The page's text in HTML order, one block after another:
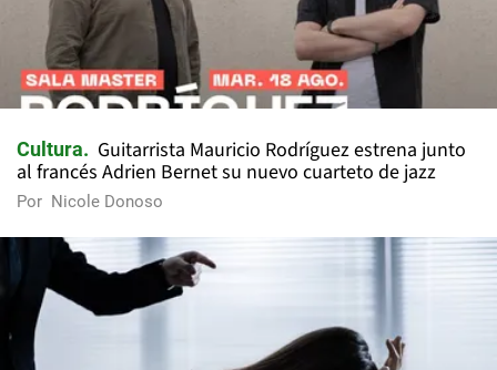
Cultura
Guitarrista Mauricio Rodríguez estrena junto
al francés Adrien Bernet su nuevo cuarteto de jazz
Por Nicole Donoso